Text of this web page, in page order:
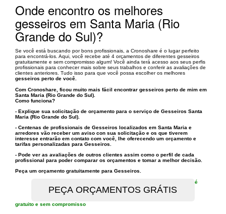
Onde encontro os melhores
gesseiros em Santa Maria (Rio
Grande do Sul)?
Se você está buscando por bons profissionais, a Cronoshare é o lugar perfeito
para encontrá-los. Aqui, você recebe até 4 orçamentos de diferentes gesseiros
gratuitamente e sem compromisso algum! Você ainda terá acesso aos seus perfis
profissionais para conhecer mais sobre seus trabalhos e conferir as avaliações de
clientes anteriores. Tudo isso para que você possa escolher os melhores
gesseiros perto de você.
Com Cronoshare, ficou muito mais fácil encontrar gesseiros perto de mim em
Santa Maria (Rio Grande do Sul)
Como funciona?
- Explique sua solicitação de orçamento para o serviço de Gesseiros Santa
Maria (Rio Grande do Sul)
- Centenas de profissionais de Gesseiros localizados em Santa Maria e
arredores vão receber um aviso con sua solicitação e os que tiverem
interesse entrarão em contato com você, lhe oferecendo um orçamento e
tarifas personalizadas para Gesseiros.
- Pode ver as avaliações de outros clientes assim como o perfil de cada
profissional para poder comparar os orçamentos e tomar a melhor decisão.
Peça um orçamento gratuitamente para Gesseiros
é
gratuito e sem compromisso